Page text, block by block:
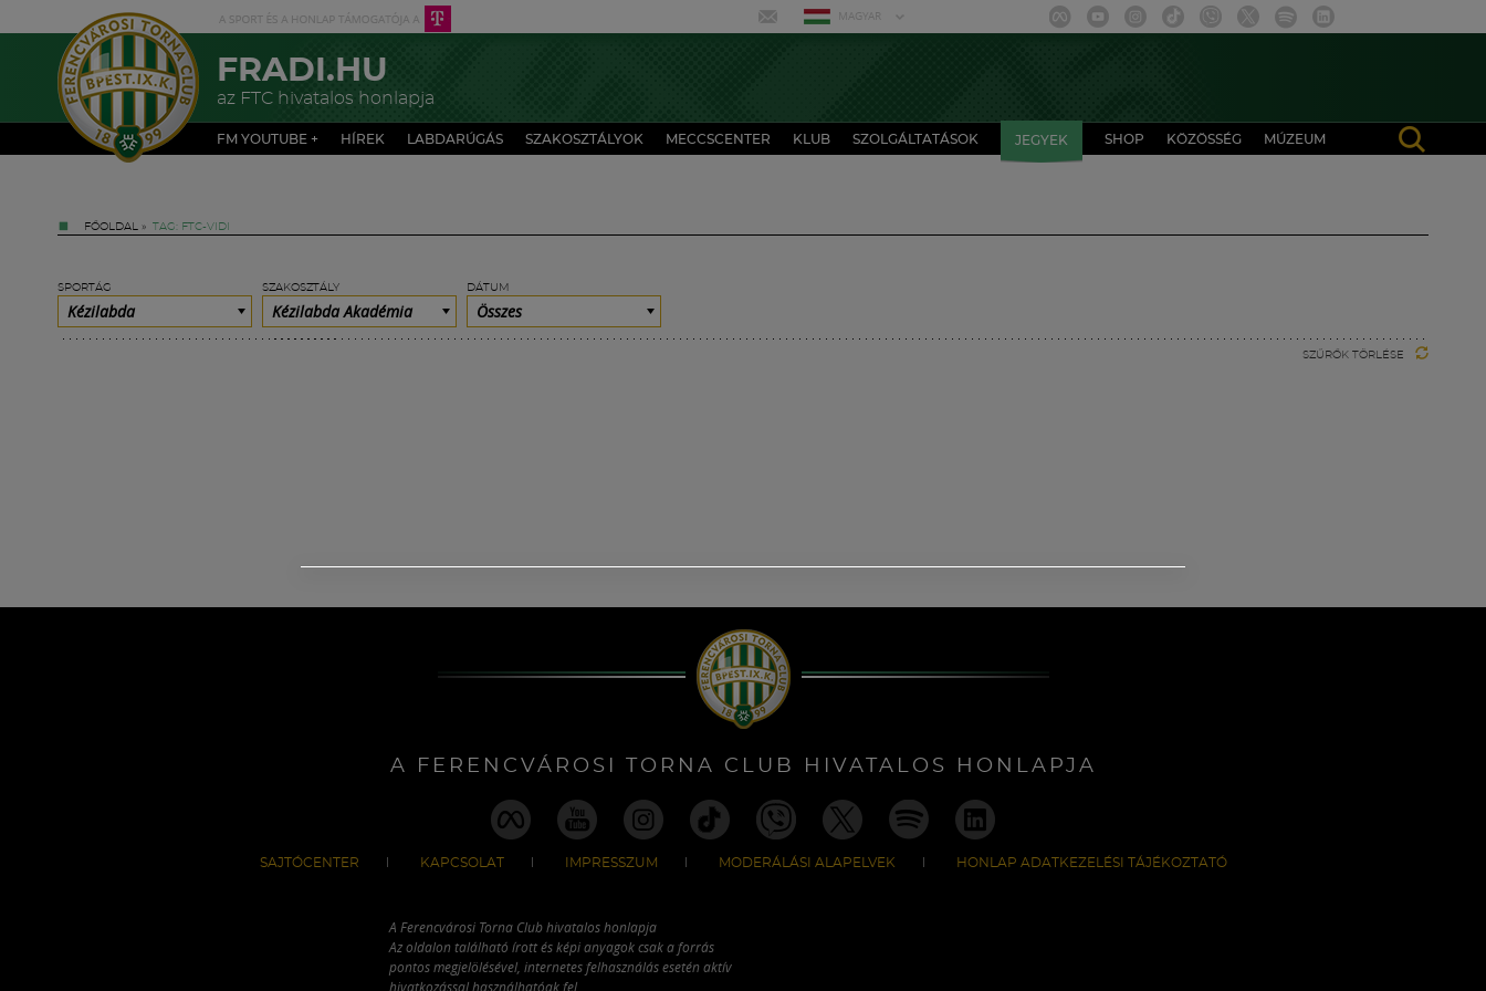
MAGYAR
FRADI.HU
az FTC hivatalos honlapja
FM YOUTUBE + HÍREK LABDARÚGÁS SZAKOSZTÁLYOK MECCSCENTER KLUB SZOLGÁLTATÁSOK JEGYEK SHOP KÖZÖSSÉG MÚZEUM
FŐOLDAL » TAG: FTC-VIDI
SPORTÁG
Kézilabda
SZAKOSZTÁLY
Kézilabda Akadémia
DÁTUM
Összes
SZŰRŐK TÖRLÉSE
A FERENCVÁROSI TORNA CLUB HIVATALOS HONLAPJA
SAJTÓCENTER KAPCSOLAT IMPRESSZUM MODERÁLÁSI ALAPELVEK HONLAP ADATKEZELÉSI TÁJÉKOZTATÓ
A Ferencvárosi Torna Club hivatalos honlapja
Az oldalon található írott és képi anyagok csak a forrás
pontos megjelölésével, internetes felhasználás esetén aktív
hivatkozással használhatóak fel.